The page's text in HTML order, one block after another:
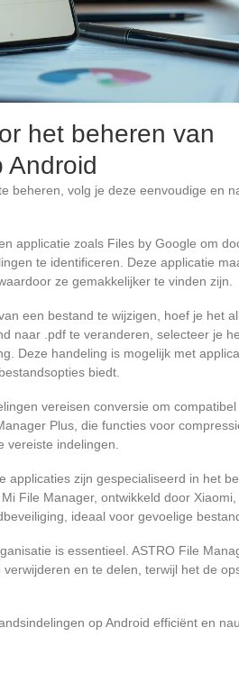
het beheren van
Android
beheren, volg je deze eenvoudige en
applicatie zoals Files by Google om
te identificeren. Deze applicatie
ze gemakkelijker te vinden zijn.
een bestand te wijzigen, hoef je het
naar .pdf te veranderen, selecteer je
Deze handeling is mogelijk met
biedt.
vereisen conversie om
Plus, die functies voor
vereiste indelingen.
applicaties zijn gespecialiseerd in het
File Manager, ontwikkeld door
ideaal voor gevoelige
is essentieel. ASTRO File
en te delen, terwijl het de
op Android efficiënt en